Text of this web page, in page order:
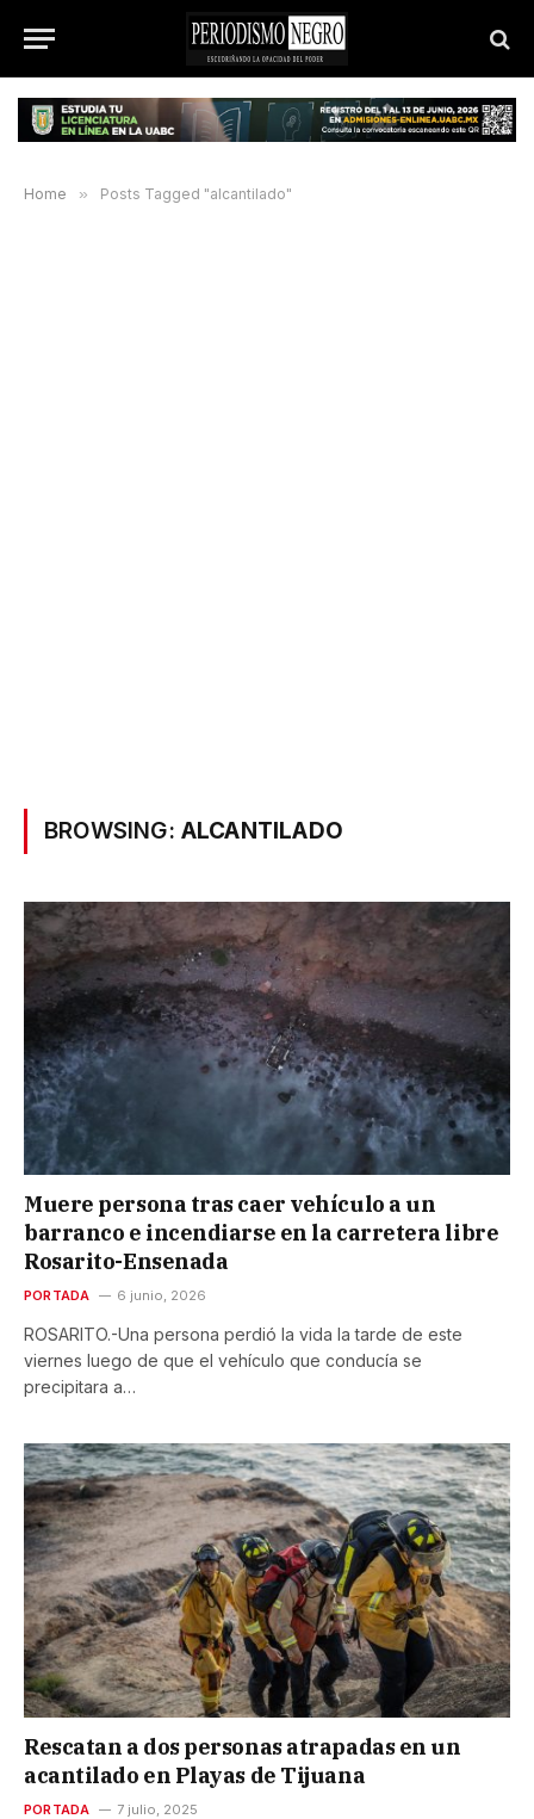
Home » Posts Tagged "alcantilado"
BROWSING: ALCANTILADO
Muere persona tras caer vehículo a un
barranco e incendiarse en la carretera libre
Rosarito-Ensenada
PORTADA 6 junio, 2026
ROSARITO.-Una persona perdió la vida la tarde de este
viernes luego de que el vehículo que conducía se
precipitara a…
Rescatan a dos personas atrapadas en un
acantilado en Playas de Tijuana
PORTADA 7 julio, 2025